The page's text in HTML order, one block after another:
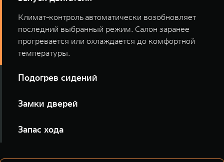
Климат-контроль автоматически возобновляет
последний выбранный режим. Салон заранее
прогревается или охлаждается до комфортной
температуры.
Подогрев сидений
мест голосом, ещё до выхода из дома.
Замки дверей
удалённо, не открывая приложение.
Запас хода